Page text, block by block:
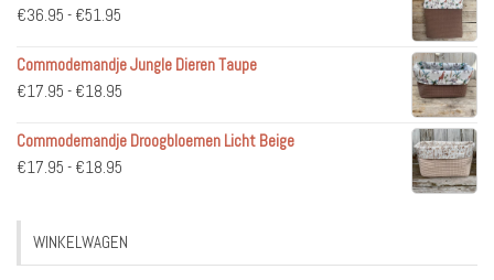
€36.95 - €51.95
tot
€51.95
Commodemandje Jungle Dieren Taupe
€17.95 - €18.95
tot
Commodemandje Droogbloemen Licht Beige
€17.95 - €18.95
€18.95
WINKELWAGEN